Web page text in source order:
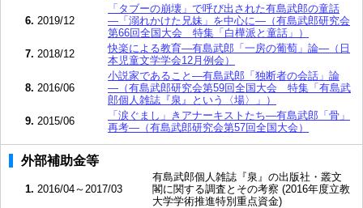
6. 2019/12
「タブーの崩壊」で呼び出された有島武郎の童話
―「溺れかけた兄妹」を中心に―（有島武郎研究会
第66回全国大会 特集「白樺派と童話」）
7. 2018/12
快楽による教育―有島武郎「一房の葡萄」論―（日
本児童文学学会12月例会）
8. 2016/06
小説家であること―有島武郎「独断者の会話」論
―（有島武郎研究会第59回全国大会 特集「有島武
郎個人雑誌『泉』という〈場〉」）
9. 2015/06
「涙ぐまし」きアナーキストたち―有島武郎「骨」
再考―（有島武郎研究会第57回全国大会）
外部補助金等
1. 2016/04～2017/03
有島武郎個人雑誌『泉』の出版社・叢文
閣に関する調査とその考察 (2016年度立教
大学学術推進特別重点資金)